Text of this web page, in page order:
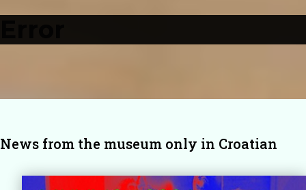
News from the museum only in Croatian